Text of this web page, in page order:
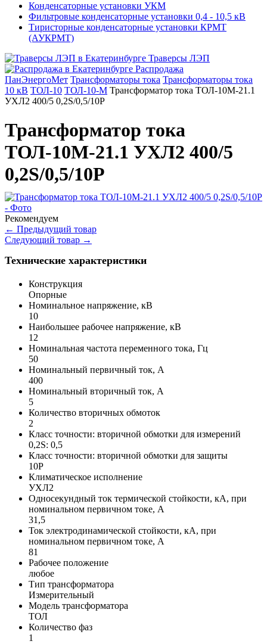
Конденсаторные установки УКМ
Фильтровые конденсаторные установки 0,4 - 10,5 кВ
Тиристорные конденсаторные установки КРМТ
(АУКРМТ)
Траверсы ЛЭП
Распродажа
ПанЭнергоМет Трансформаторы тока Трансформаторы тока
10 кВ ТОЛ-10 ТОЛ-10-М Трансформатор тока ТОЛ-10М-21.1
УХЛ2 400/5 0,2S/0,5/10Р
Трансформатор тока
ТОЛ-10М-21.1 УХЛ2 400/5
0,2S/0,5/10Р
Рекомендуем
← Предыдущий товар
Следующий товар →
Технические характеристики
Конструкция
Опорные
Номинальное напряжение, кВ
10
Наибольшее рабочее напряжение, кВ
12
Номинальная частота переменного тока, Гц
50
Номинальный первичный ток, А
400
Номинальный вторичный ток, А
5
Количество вторичных обмоток
2
Класс точности: вторичной обмотки для измерений
0,2S: 0,5
Класс точности: вторичной обмотки для защиты
10P
Климатическое исполнение
УХЛ2
Односекундный ток термической стойкости, кА, при
номинальном первичном токе, А
31,5
Ток электродинамической стойкости, кА, при
номинальном первичном токе, А
81
Рабочее положение
любое
Тип трансформатора
Измерительный
Модель трансформатора
ТОЛ
Количество фаз
1